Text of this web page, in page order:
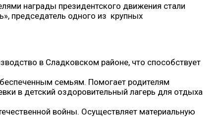
награды президентского движения стали
председатель одного из крупных
в Сладковском районе, что способствует
семьям. Помогает родителям
в детский оздоровительный лагерь для отдыха
войны. Осуществляет материальную